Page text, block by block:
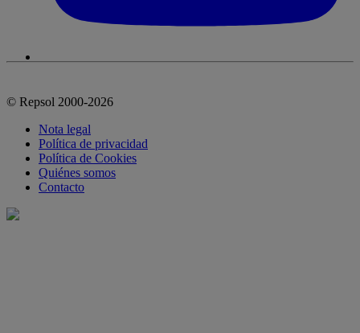
© Repsol 2000-2026
Nota legal
Política de privacidad
Política de Cookies
Quiénes somos
Contacto